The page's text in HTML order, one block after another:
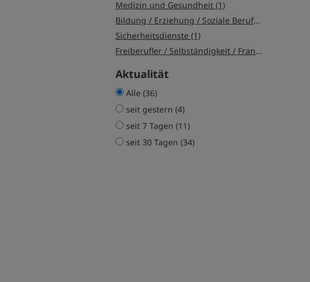
Medizin und Gesundheit (1)
Bildung / Erziehung / Soziale Berufe (1)
Sicherheitsdienste (1)
Freiberufler / Selbständigkeit / Franchise (1)
Aktualität
Alle (36)
seit gestern (4)
seit 7 Tagen (11)
seit 30 Tagen (34)